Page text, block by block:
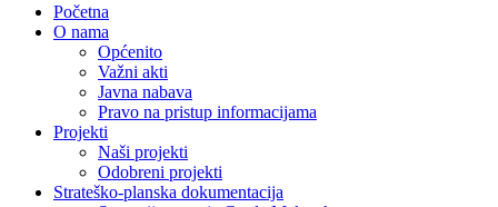
Početna
O nama
Općenito
Važni akti
Javna nabava
Pravo na pristup informacijama
Projekti
Naši projekti
Odobreni projekti
Strateško-planska dokumentacija